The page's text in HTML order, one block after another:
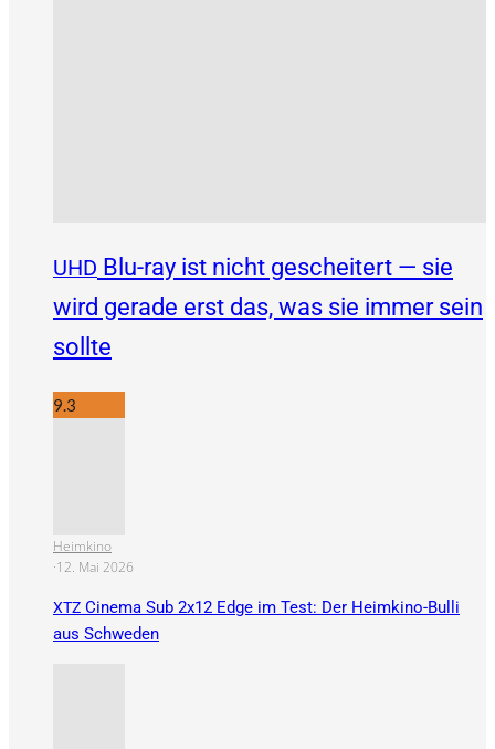
UHD Blu-ray ist nicht gescheitert — sie
wird gerade erst das, was sie immer sein
sollte
9.3
Heimkino
·12. Mai 2026
XTZ Cinema Sub 2x12 Edge im Test: Der Heimkino-Bulli
aus Schweden